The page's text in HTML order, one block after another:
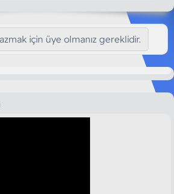
için üye olmanız gereklidir.